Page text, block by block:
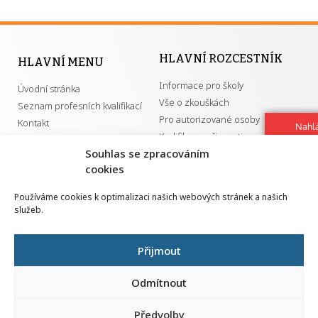
Souhlas se zpracováním
cookies
Používáme cookies k optimalizaci našich webových stránek a našich
služeb.
Přijmout
Odmítnout
Předvolby
HLAVNÍ MENU
Úvodní stránka
Seznam profesních kvalifikací
Kontakt
HLAVNÍ ROZCESTNÍK
Informace pro školy
Vše o zkouškách
Pro autorizované osoby
Kvalifikace a živnosti
GDPR
Národní pedagogický institut ČR
Senovážné náměstí 25
110 00 Praha 1